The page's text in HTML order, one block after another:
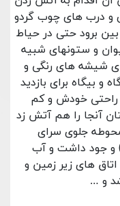
و درب های چوب گردو
برود حتی در حیاط
و ستونهای شبیه
ای شیشه های رنگی و
و بیگاه برای بازدید
راحتی خودش و کم
آنجا را هم آتش زد
محوطه جلوی سرای
و جود داشت و آب
اتاق های زیر زمین و
و …